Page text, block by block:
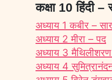
कक्षा 10 हिंदी –
अध्याय 1 कबीर –
अध्याय 2 मीरा – पद
अध्याय 3 मैथिलीशरण
अध्याय 4